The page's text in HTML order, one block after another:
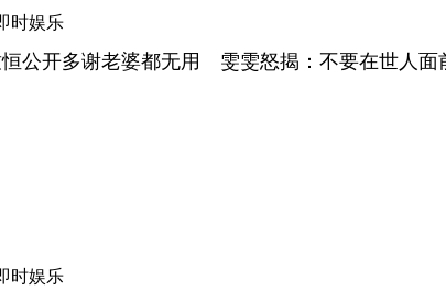
时娱乐
公开多谢老婆都无用 雯雯怒揭：不要在世人面
时娱乐